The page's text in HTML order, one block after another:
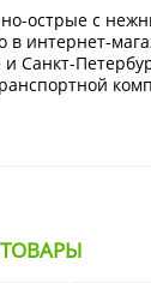
острые с
в интернет-
Санкт-